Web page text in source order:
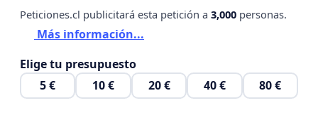
Peticiones.cl publicitará esta petición a 3,000 personas.
Más información...
Elige tu presupuesto
5 €
10 € 20 € 40 € 80 €